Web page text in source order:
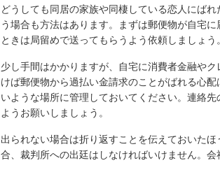
どうしても同居の家族や同棲している恋人にば
う場合も方法はあります。まずは郵便物が自宅
ときは局留めで送ってもらうよう依頼しましょう。
少し手間はかかりますが、自宅に消費者金融や
けば郵便物から過払い金請求のことがばれる心
いような場所に管理しておいてください。連絡
ようお願いしましょう。
出られない場合は折り返すことを伝えておいた
合、裁判所への出廷はしなければいけません。